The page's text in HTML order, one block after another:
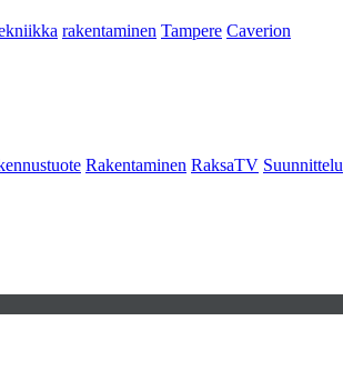
rakentaminen Tampere Caverion
Rakentaminen RaksaTV Suunnittelu